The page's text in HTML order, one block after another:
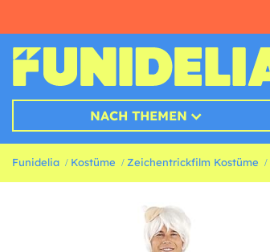
NACH THEMEN
Funidelia Kostüme Zeichentrickfilm Kostüme